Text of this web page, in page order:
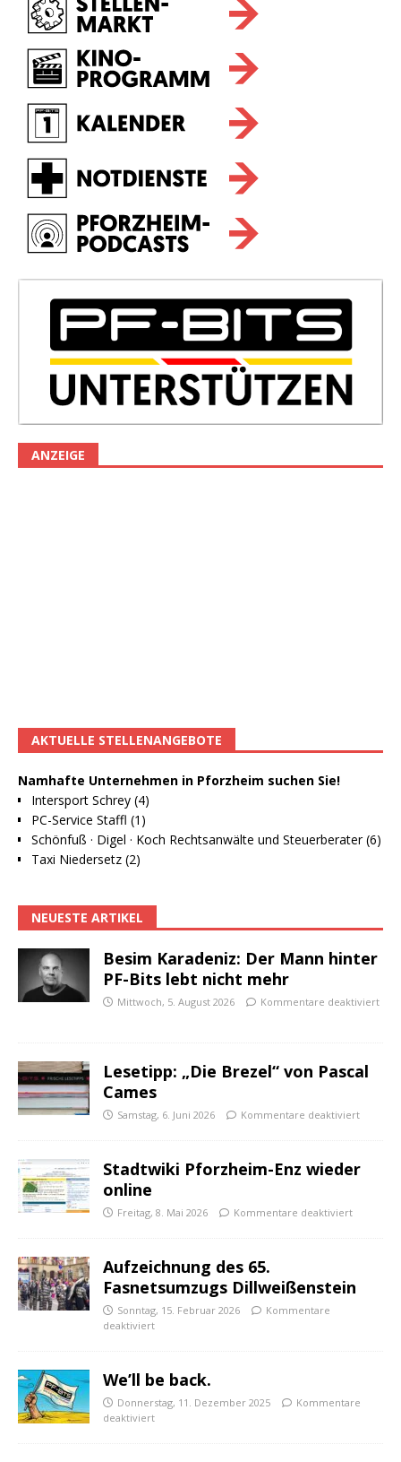
ANZEIGE
AKTUELLE STELLENANGEBOTE
Namhafte Unternehmen in Pforzheim suchen Sie!
Intersport Schrey (4)
PC-Service Staffl (1)
Schönfuß · Digel · Koch Rechtsanwälte und Steuerberater (6)
Taxi Niedersetz (2)
NEUESTE ARTIKEL
Besim Karadeniz: Der Mann hinter
PF-Bits lebt nicht mehr
Mittwoch, 5. August 2026 Kommentare deaktiviert
Lesetipp: „Die Brezel“ von Pascal
Cames
Samstag, 6. Juni 2026 Kommentare deaktiviert
Stadtwiki Pforzheim-Enz wieder
online
Freitag, 8. Mai 2026 Kommentare deaktiviert
Aufzeichnung des 65.
Fasnetsumzugs Dillweißenstein
Sonntag, 15. Februar 2026
Kommentare
deaktiviert
We’ll be back.
Donnerstag, 11. Dezember 2025
Kommentare
deaktiviert